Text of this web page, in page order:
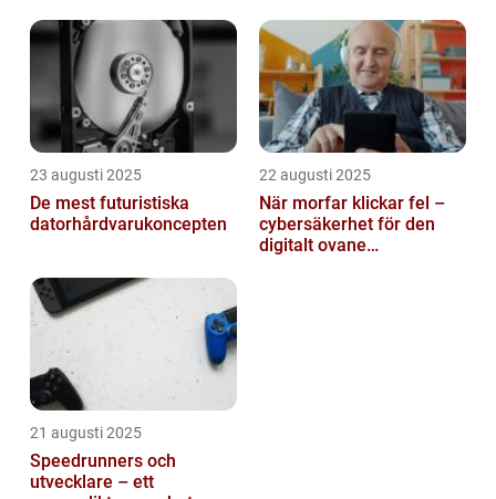
23 augusti 2025
De mest futuristiska
datorhårdvarukoncepten
22 augusti 2025
När morfar klickar fel –
cybersäkerhet för den
digitalt ovane
21 augusti 2025
Speedrunners och
utvecklare – ett